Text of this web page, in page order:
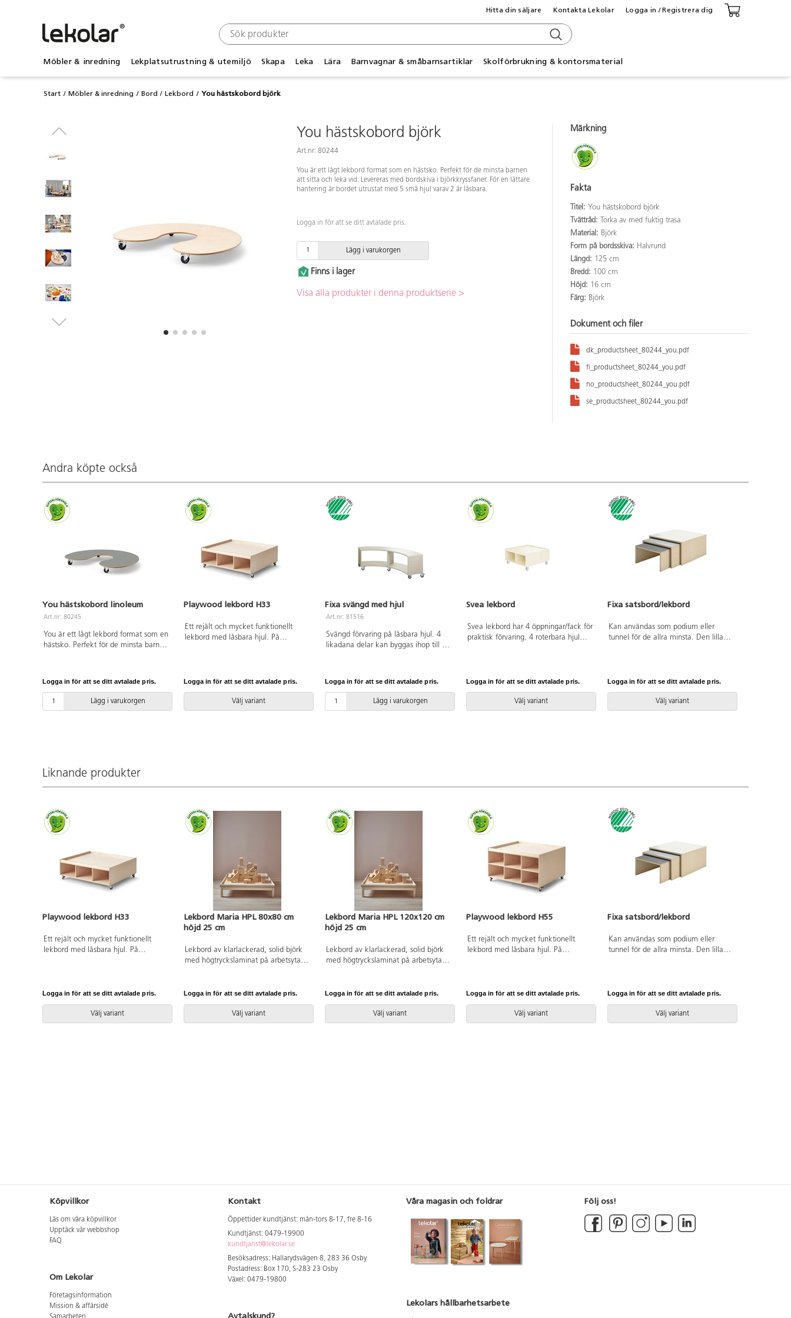
Möbler & inredning Lekplatsutrustning & utemiljö Skapa Leka Lära Barnvagnar & småbarnsartiklar Skolförbrukning & kontorsmaterial
Hitta din säljare Kontakta Lekolar Logga in / Registrera dig
Start Möbler & inredning Bord Lekbord You hästskobord björk
You hästskobord björk
Art.nr: 80244
You är ett lågt lekbord format som en hästsko. Perfekt för de minsta barnen
att sitta och leka vid. Levereras med bordskiva i björkkryssfaner. För en lättare
hantering är bordet utrustat med 5 små hjul varav 2 är låsbara.
Logga in för att se ditt avtalade pris.
Lägg i varukorgen
Finns i lager
Visa alla produkter i denna produktserie >
Märkning
Fakta
Titel: You hästskobord björk
Tvättråd:
Torka av med fuktig trasa
Material: Björk
Form på bordsskiva: Halvrund
Längd: 125 cm
Bredd: 100 cm
Höjd: 16 cm
Färg: Björk
Dokument och filer
dk_productsheet_80244_you.pdf
fi_productsheet_80244_you.pdf
no_productsheet_80244_you.pdf
se_productsheet_80244_you.pdf
Andra köpte också
You hästskobord linoleum
Art.nr: 80245
You är ett lågt lekbord format som en
hästsko. Perfekt för de minsta barnen
lättare hantering är bordet utrustat
med 5 små hjul varav 2 är låsbara.
Logga in för att se ditt avtalade pris.
Lägg i varukorgen
Playwood lekbord H33
Ett rejält och mycket funktionellt
lekbord med låsbara hjul. På
efter mått till förvaringsbox Classic.
Alla Lekolars garage, bondgårdar och
dockhus är anpassade för lekbordet.
Fina lekmattor för att dämpa ljudet
Logga in för att se ditt avtalade pris.
Välj variant
Fixa svängd med hjul
Art.nr: 81516
Svängd förvaring på låsbara hjul. 4
likadana delar kan byggas ihop till en
Logga in för att se ditt avtalade pris.
Lägg i varukorgen
Svea lekbord
Svea lekbord har 4 öppningar/fack för
praktisk förvaring. 4 roterbara hjul
B80xD80xH42 cm. Höjden är inkl
hjul. Fackens mått: B37xH19xD39
Logga in för att se ditt avtalade pris.
Välj variant
Fixa satsbord/lekbord
Kan användas som podium eller
tunnel för de allra minsta. Den lilla
B46xD46xH23 cm, mellandel
B53xD53xH26,5 cm, stor del
B60xD60x30 cm. Mix består av vit,
ljusgrå och grå HT. Design: Monika
Logga in för att se ditt avtalade pris.
Välj variant
Liknande produkter
Playwood lekbord H33
Ett rejält och mycket funktionellt
lekbord med låsbara hjul. På
efter mått till förvaringsbox Classic.
dockhus är anpassade för lekbordet.
Fina lekmattor för att dämpa ljudet
Logga in för att se ditt avtalade pris.
Välj variant
Lekbord Maria HPL 80x80 cm
höjd 25 cm
Lekbord av klarlackerad, solid björk
med högtryckslaminat på arbetsytan.
Logga in för att se ditt avtalade pris.
Välj variant
Lekbord Maria HPL 120x120 cm
höjd 25 cm
Lekbord av klarlackerad, solid björk
med högtryckslaminat på arbetsytan.
Logga in för att se ditt avtalade pris.
Välj variant
Playwood lekbord H55
Ett rejält och mycket funktionellt
lekbord med låsbara hjul. På
efter mått till förvaringsbox Classic.
dockhus är anpassade för lekbordet.
Fina lekmattor för att dämpa ljudet
Logga in för att se ditt avtalade pris.
Välj variant
Fixa satsbord/lekbord
Kan användas som podium eller
tunnel för de allra minsta. Den lilla
B46xD46xH23 cm, mellandel
B60xD60x30 cm. Mix består av vit,
ljusgrå och grå HT. Design: Monika
Logga in för att se ditt avtalade pris.
Välj variant
Köpvillkor
Läs om våra köpvillkor
Upptäck vår webbshop
FAQ
Om Lekolar
Företagsinformation
Mission & affärsidé
Kontakt
Öppettider kundtjänst: mån-tors 8-17, fre 8-16
Kundtjänst: 0479-19900
kundtjanst@lekolar.se
Besöksadress: Hallarydsvägen 8, 283 36 Osby
Postadress: Box 170, S-283 23 Osby
Växel: 0479-19800
Avtalskund?
Våra magasin och foldrar
Lekolars hållbarhetsarbete
Följ oss!